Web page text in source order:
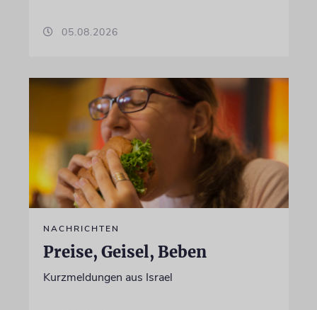
05.08.2026
NACHRICHTEN
Preise, Geisel, Beben
Kurzmeldungen aus Israel